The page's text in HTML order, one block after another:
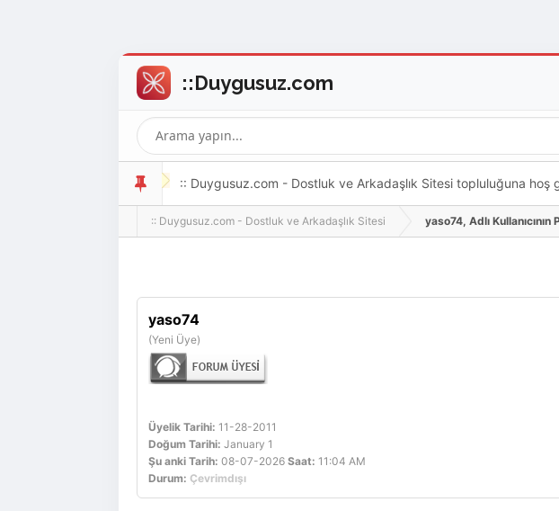
:: Duygusuz.com - Dostluk ve Arkadaşlık Sitesi topluluğuna hoş
oldukça kolay ve zahmetsizdir.
:: Duygusuz.com - Dostluk ve Arkadaşlık Sitesi yaso74, Adlı
yaso74
(Yeni Üye)
Üyelik Tarihi: 11-28-2011
Doğum Tarihi: January 1
Şu anki Tarih: 08-07-2026 Saat: 11:04 AM
Durum: Çevrimdışı